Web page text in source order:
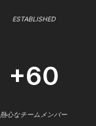
ESTABLISHED
+60
熱心なチームメンバー